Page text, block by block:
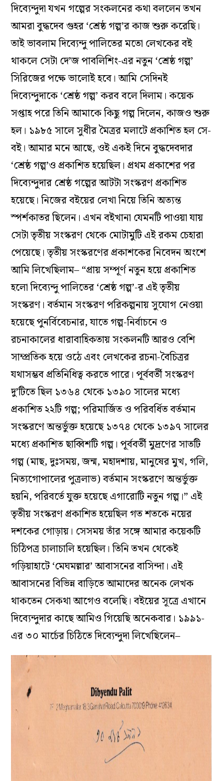
দিব্যেন্দুদা যখন গল্পের সংকলনের কথা বললেন তখন
আমরা বুদ্ধদেব গুহর ‘শ্রেষ্ঠ গল্প’র কাজ শুরু করেছি।
তাই ভাবলাম দিব্যেন্দু পালিতের মতো লেখকের বই
থাকলে সেটা দে’জ পাবলিশিং-এর নতুন ‘শ্রেষ্ঠ গল্প’
সিরিজের পক্ষে ভালোই হবে। আমি সেদিনই
দিব্যেন্দুদাকে ‘শ্রেষ্ঠ গল্প’ করব বলে দিলাম। কয়েক
সপ্তাহ পরে তিনি আমাকে কিছু গল্প দিলেন, কাজও শুরু
হল। ১৯৮৫ সালে সুধীর মৈত্রর মলাটে প্রকাশিত হল সে-
বই। আমার মনে আছে, ওই একই দিনে বুদ্ধদেবদার
‘শ্রেষ্ঠ গল্প’ও প্রকাশিত হয়েছিল। প্রথম প্রকাশের পর
দিব্যেন্দুদার শ্রেষ্ঠ গল্পের আটটা সংস্করণ প্রকাশিত
হয়েছে। নিজের বইয়ের লেখা নিয়ে তিনি অত্যন্ত
স্পর্শকাতর ছিলেন। এখন বইখানা যেমনটি পাওয়া যায়
সেটা তৃতীয় সংস্করণ থেকে মোটামুটি এই রকম চেহারা
পেয়েছে। তৃতীয় সংস্করণের প্রকাশকের নিবেদন অংশে
আমি লিখেছিলাম– “প্রায় সম্পূর্ণ নতুন হয়ে প্রকাশিত
হলো দিব্যেন্দু পালিতের ‘শ্রেষ্ঠ গল্প’-র এই তৃতীয়
সংস্করণ। বর্তমান সংস্করণ পরিকল্পনায় সুযোগ নেওয়া
হয়েছে পুনর্বিবেচনার, যাতে গল্প-নির্বাচনে ও
রচনাকালের ধারাবাহিকতায় সংকলনটি আরও বেশি
সাম্প্রতিক হয়ে ওঠে এবং লেখকের রচনা-বৈচিত্রর
যথাসম্ভব প্রতিনিধিত্ব করতে পারে। পূর্ববর্তী সংস্করণ
দু’টিতে ছিল ১৩৬৪ থেকে ১৩৯০ সালের মধ্যে
প্রকাশিত ২২টি গল্প; পরিমার্জিত ও পরিবর্ধিত বর্তমান
সংস্করণে অন্তর্ভুক্ত হয়েছে ১৩৭৪ থেকে ১৩৯৭ সালের
মধ্যে প্রকাশিত ছাব্বিশটি গল্প। পূর্ববর্তী মুদ্রণের সাতটি
গল্প (মাছ, দুঃসময়, জন্ম, মহাদশায়, মানুষের মুখ, গলি,
নিত্যগোপালের পুত্রলাভ) বর্তমান সংস্করণে অন্তর্ভুক্ত
হয়নি, পরিবর্তে যুক্ত হয়েছে এগারোটি নতুন গল্প।” এই
তৃতীয় সংস্করণ প্রকাশিত হয়েছিল গত শতকে নয়ের
দশকের গোড়ায়। সেসময় তাঁর সঙ্গে আমার কয়েকটি
চিঠিপত্র চালাচালি হয়েছিল। তিনি তখন থেকেই
গড়িয়াহাটে ‘মেঘমল্লার’ আবাসনের বাসিন্দা। এই
আবাসনের বিভিন্ন বাড়িতে আমাদের অনেক লেখক
থাকতেন সেকথা আগেও বলেছি। বইয়ের সূত্রে এখানে
দিব্যেন্দুদার কাছে আমিও গিয়েছি অনেকবার। ১৯৯১-
এর ৩০ মার্চের চিঠিতে দিব্যেন্দুদা লিখেছিলেন–